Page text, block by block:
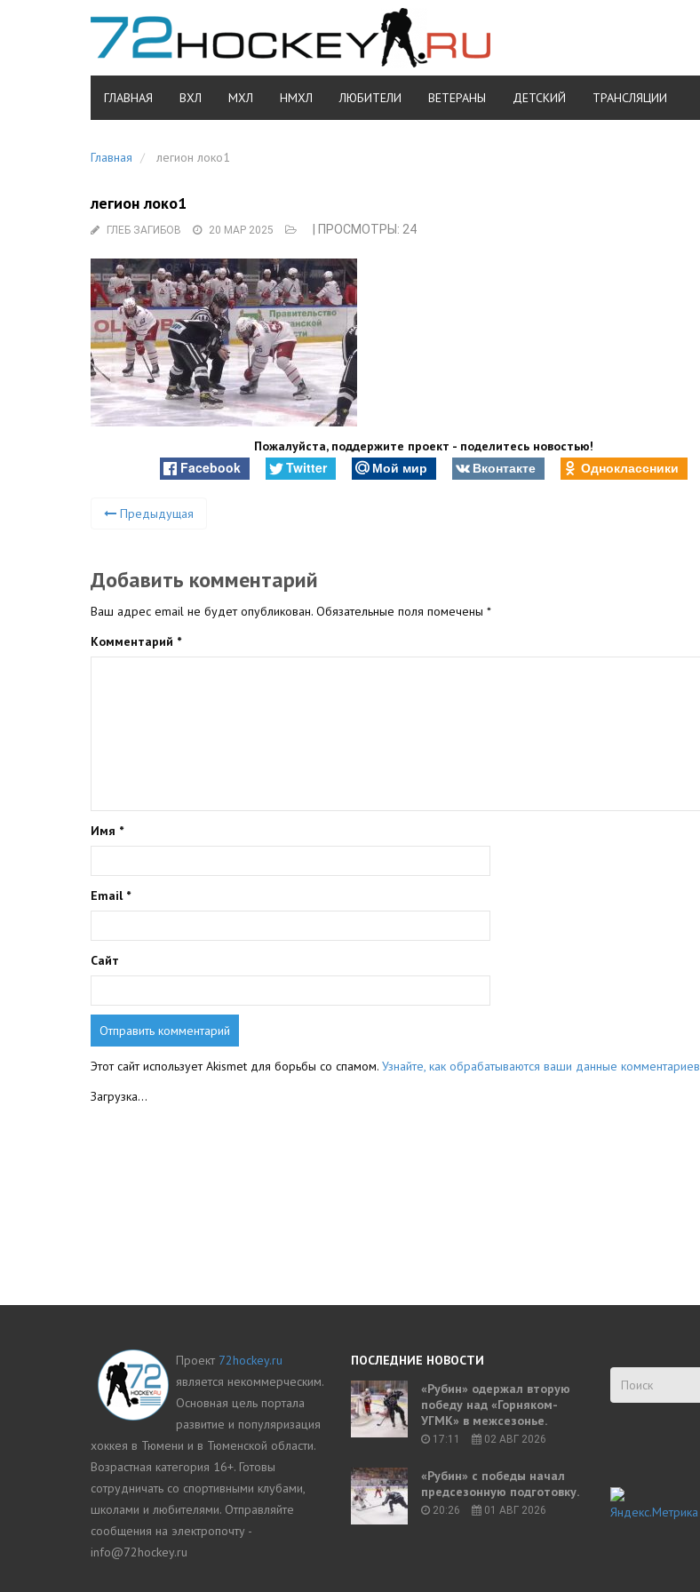
ГЛАВНАЯ ВХЛ МХЛ НМХЛ ЛЮБИТЕЛИ ВЕТЕРАНЫ ДЕТСКИЙ ТРАНСЛЯЦИИ
Главная легион локо1
легион локо1
ГЛЕБ ЗАГИБОВ 20 МАР 2025 | ПРОСМОТРЫ: 24
Пожалуйста, поддержите проект - поделитесь новостью!
Facebook Twitter Мой мир Вконтакте Одноклассники
Предыдущая
Добавить комментарий
Ваш адрес email не будет опубликован. Обязательные поля помечены *
Комментарий *
Имя *
Email *
Сайт
Этот сайт использует Akismet для борьбы со спамом. Узнайте, как обрабатываются ваши данные комментариев
Загрузка...
Проект 72hockey.ru
является некоммерческим.
Основная цель портала
развитие и популяризация
хоккея в Тюмени и в Тюменской области.
Возрастная категория 16+. Готовы
сотрудничать со спортивными клубами,
школами и любителями. Отправляйте
сообщения на электропочту -
info@72hockey.ru
ПОСЛЕДНИЕ НОВОСТИ
«Рубин» одержал вторую
победу над «Горняком-
УГМК» в межсезонье.
17:11 02 АВГ 2026
«Рубин» с победы начал
предсезонную подготовку.
20:26 01 АВГ 2026